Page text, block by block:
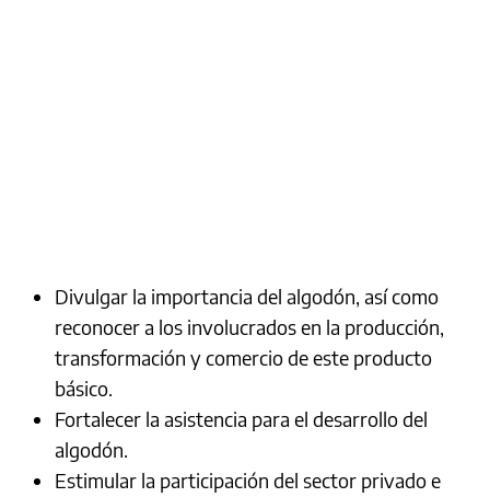
Divulgar la importancia del algodón, así como
reconocer a los involucrados en la producción,
transformación y comercio de este producto
básico.
Fortalecer la asistencia para el desarrollo del
algodón.
Estimular la participación del sector privado e